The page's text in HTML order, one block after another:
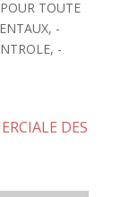
TOUTE
-
-
DES